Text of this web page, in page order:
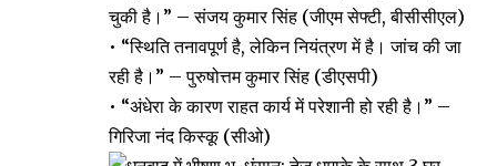
चुकी है।” – संजय कुमार सिंह (जीएम सेफ्टी, बीसीसीएल)
• “स्थिति तनावपूर्ण है, लेकिन नियंत्रण में है। जांच की जा
रही है।” – पुरुषोत्तम कुमार सिंह (डीएसपी)
• “अंधेरा के कारण राहत कार्य में परेशानी हो रही है।” –
गिरिजा नंद किस्कू (सीओ)